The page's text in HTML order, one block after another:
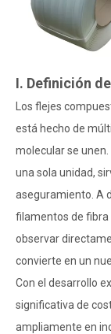
I. Definición
Los flejes
está hecho de
molecular se
una sola unidad,
aseguramiento. A
filamentos de fibra
observar
convierte en un
Con el desarrollo
significativa de
ampliamente en